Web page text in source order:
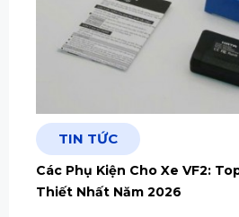
TIN TỨC
Các Phụ Kiện Cho Xe VF2:
Thiết Nhất Năm 2026